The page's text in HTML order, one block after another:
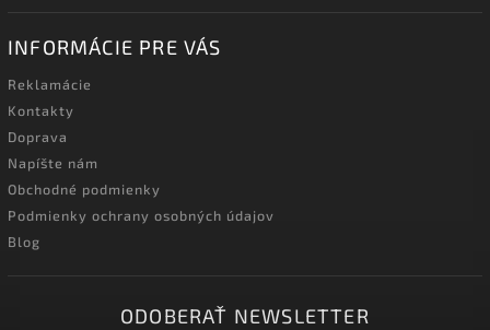
INFORMÁCIE PRE VÁS
Reklamácie
Kontakty
Doprava
Napíšte nám
Obchodné podmienky
Podmienky ochrany osobných údajov
Blog
ODOBERAŤ NEWSLETTER